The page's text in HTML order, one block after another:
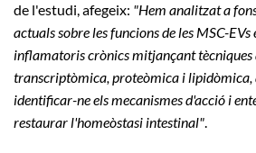
de l'estudi, afegeix: "Hem analitzat a
actuals sobre les funcions de les MSC-EVs
inflamatoris crònics mitjançant tècniques
transcriptòmica, proteòmica i lipidòmica,
identificar-ne els mecanismes d'acció i
restaurar l'homeòstasi intestinal".